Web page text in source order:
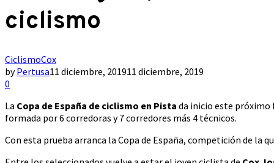
ciclismo
CiclismoCox
byPertusa11 diciembre, 201911 diciembre, 2019
0
La Copa de España de ciclismo en Pista da inicio este próximo
formada por 6 corredoras y 7 corredores más 4 técnicos.
Con esta prueba arranca la Copa de España, competición de la